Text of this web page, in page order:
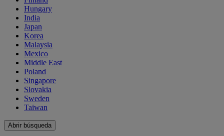
Hungary
India
Japan
Korea
Malaysia
Mexico
Middle East
Poland
Singapore
Slovakia
Sweden
Taiwan
Abrir búsqueda